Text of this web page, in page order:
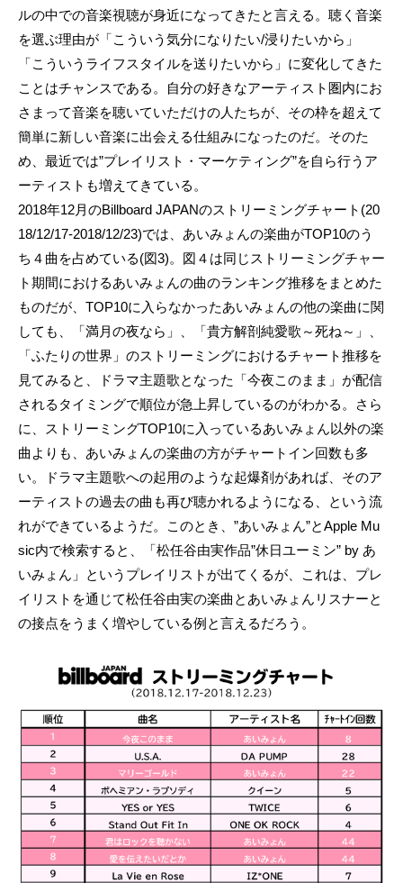
ルの中での音楽視聴が身近になってきたと言える。聴く音楽
を選ぶ理由が「こういう気分になりたい/浸りたいから」
「こういうライフスタイルを送りたいから」に変化してきた
ことはチャンスである。自分の好きなアーティスト圏内にお
さまって音楽を聴いていただけの人たちが、その枠を超えて
簡単に新しい音楽に出会える仕組みになったのだ。そのた
め、最近では”プレイリスト・マーケティング”を自ら行うア
ーティストも増えてきている。
2018年12月のBillboard JAPANのストリーミングチャート(20
18/12/17-2018/12/23)では、あいみょんの楽曲がTOP10のう
ち４曲を占めている(図3)。図４は同じストリーミングチャー
ト期間におけるあいみょんの曲のランキング推移をまとめた
ものだが、TOP10に入らなかったあいみょんの他の楽曲に関
しても、「満月の夜なら」、「貴方解剖純愛歌～死ね～」、
「ふたりの世界」のストリーミングにおけるチャート推移を
見てみると、ドラマ主題歌となった「今夜このまま」が配信
されるタイミングで順位が急上昇しているのがわかる。さら
に、ストリーミングTOP10に入っているあいみょん以外の楽
曲よりも、あいみょんの楽曲の方がチャートイン回数も多
い。ドラマ主題歌への起用のような起爆剤があれば、そのア
ーティストの過去の曲も再び聴かれるようになる、という流
れができているようだ。このとき、”あいみょん”とApple Mu
sic内で検索すると、「松任谷由実作品”休日ユーミン” by あ
いみょん」というプレイリストが出てくるが、これは、プレ
イリストを通じて松任谷由実の楽曲とあいみょんリスナーと
の接点をうまく増やしている例と言えるだろう。